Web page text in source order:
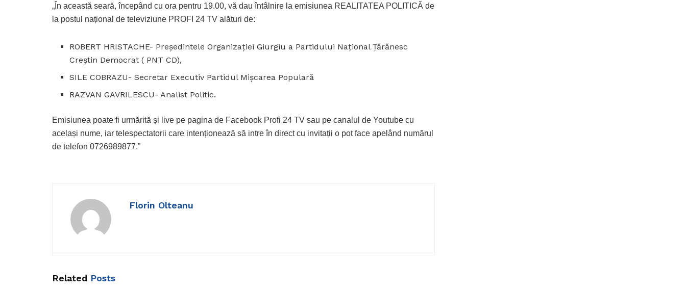
„În această seară, începând cu ora pentru 19.00, vă dau întâlnire la emisiunea REALITATEA POLITICĂ de
la postul național de televiziune PROFI 24 TV alături de:
ROBERT HRISTACHE- Președintele Organizației Giurgiu a Partidului Național Țărănesc
Creștin Democrat ( PNT CD),
SILE COBRAZU- Secretar Executiv Partidul Mișcarea Populară
RAZVAN GAVRILESCU- Analist Politic.
Emisiunea poate fi urmărită și live pe pagina de Facebook Profi 24 TV sau pe canalul de Youtube cu
același nume, iar telespectatorii care intenționează să intre în direct cu invitații o pot face apelând numărul
de telefon 0726989877.”
Florin Olteanu
Related Posts